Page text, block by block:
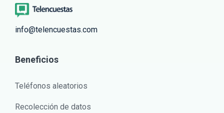
info@telencuestas.com
Beneficios
Teléfonos aleatorios
Recolección de datos